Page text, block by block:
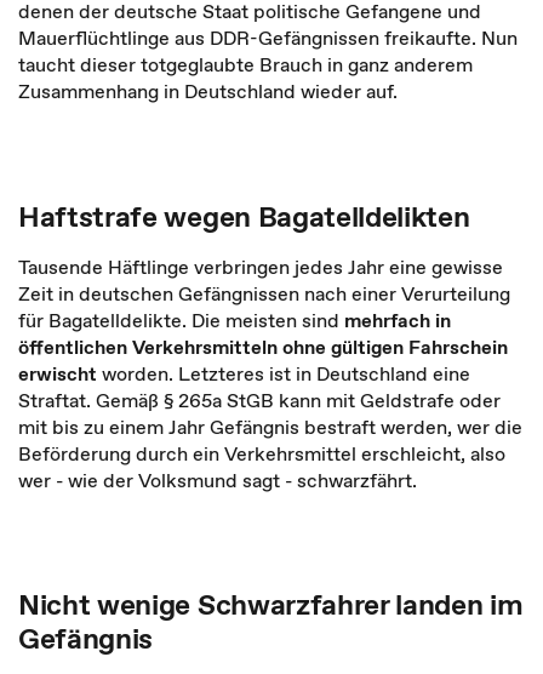
denen der deutsche Staat politische Gefangene und
Mauerflüchtlinge aus DDR-Gefängnissen freikaufte. Nun
taucht dieser totgeglaubte Brauch in ganz anderem
Zusammenhang in Deutschland wieder auf.
Haftstrafe wegen Bagatelldelikten
Tausende Häftlinge verbringen jedes Jahr eine gewisse
Zeit in deutschen Gefängnissen nach einer Verurteilung
für Bagatelldelikte. Die meisten sind mehrfach in
öffentlichen Verkehrsmitteln ohne gültigen Fahrschein
erwischt worden. Letzteres ist in Deutschland eine
Straftat. Gemäß § 265a StGB kann mit Geldstrafe oder
mit bis zu einem Jahr Gefängnis bestraft werden, wer die
Beförderung durch ein Verkehrsmittel erschleicht, also
wer - wie der Volksmund sagt - schwarzfährt.
Nicht wenige Schwarzfahrer landen im
Gefängnis